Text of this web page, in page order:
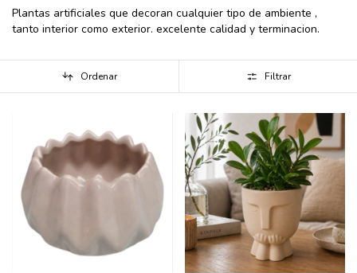
Plantas artificiales que decoran cualquier tipo de ambiente ,
tanto interior como exterior. excelente calidad y terminacion.
Ordenar Filtrar